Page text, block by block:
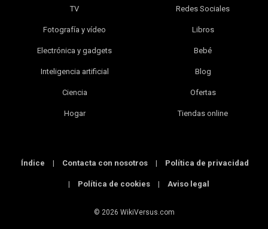
TV
Fotografía y vídeo
Electrónica y gadgets
Inteligencia artificial
Ciencia
Hogar
Redes Sociales
Libros
Bebé
Blog
Ofertas
Tiendas online
Índice | Contacta con nosotros | Política de privacidad
| Política de cookies | Aviso legal
© 2026 WikiVersus.com